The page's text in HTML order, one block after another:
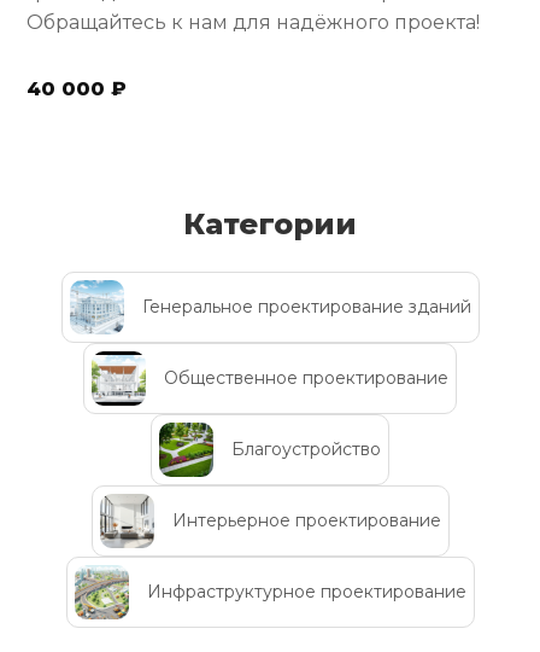
Обращайтесь к нам для надёжного проекта!
40 000 ₽
Категории
Генеральное проектирование зданий
Общественное проектирование
Благоустройство
Интерьерное проектирование
Инфраструктурное проектирование